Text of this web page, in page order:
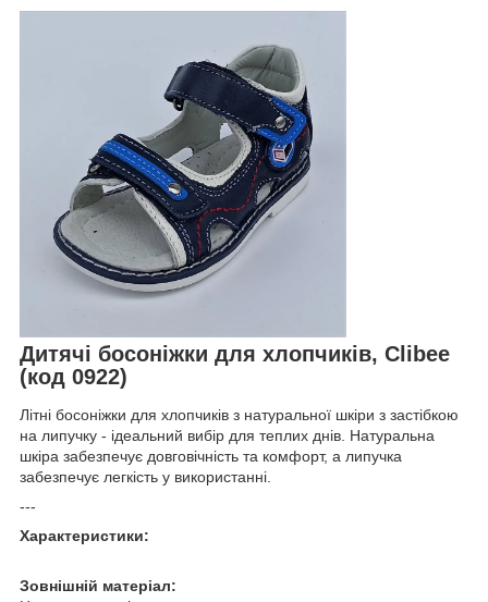
Дитячі босоніжки для хлопчиків, Clibee
(код 0922)
Літні босоніжки для хлопчиків з натуральної шкіри з застібкою
на липучку - ідеальний вибір для теплих днів. Натуральна
шкіра забезпечує довговічність та комфорт, а липучка
забезпечує легкість у використанні.
---
Характеристики:
Зовнішній матеріал: